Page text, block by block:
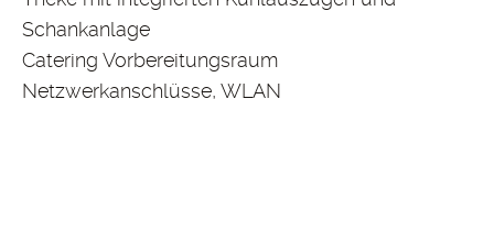
Schankanlage
Catering Vorbereitungsraum
Netzwerkanschlüsse, WLAN